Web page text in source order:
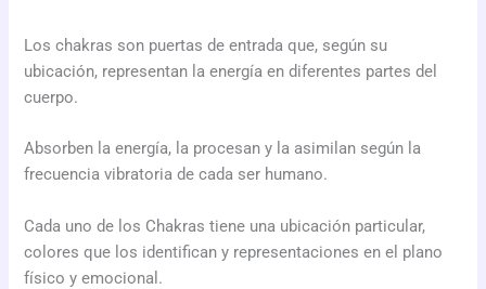
Los chakras son puertas de entrada que, según su
ubicación, representan la energía en diferentes partes del
cuerpo.
Absorben la energía, la procesan y la asimilan según la
frecuencia vibratoria de cada ser humano.
Cada uno de los Chakras tiene una ubicación particular,
colores que los identifican y representaciones en el plano
físico y emocional.